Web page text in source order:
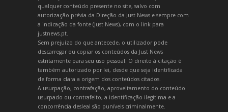
qualquer conteúdo presente no site, salvo com
autorização prévia da Direção da Just News e sempre com
a indicação da fonte (Just News), com o link para
justnews.pt.
Sem prejuízo do que antecede, o utilizador pode
descarregar ou copiar os conteúdos da Just News
estritamente para seu uso pessoal. O direito à citação é
também autorizado por lei, desde que seja identificada
de forma clara a origem dos conteúdos citados.
A usurpação, contrafação, aproveitamento do conteúdo
usurpado ou contrafeito, a identificação ilegítima e a
concorrência desleal são puníveis criminalmente.